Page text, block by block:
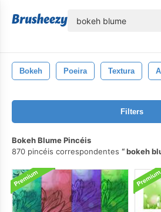
Bokeh Poeira Textura
Filters
Bokeh Blume Pincéis
870 pincéis correspondentes
bokeh